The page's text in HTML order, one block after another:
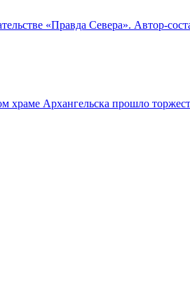
«Правда Севера». Автор-
храме Архангельска прошло